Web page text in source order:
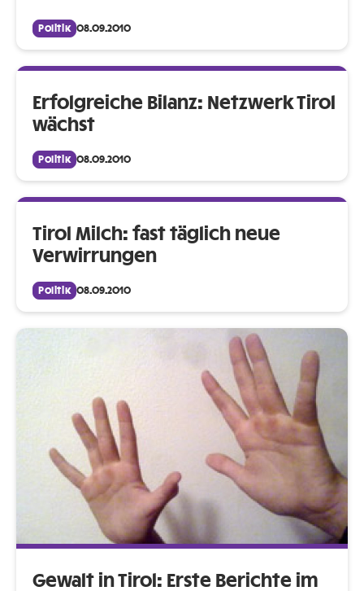
Politik 08.09.2010
Erfolgreiche Bilanz: Netzwerk Tirol
wächst
Politik 08.09.2010
Tirol Milch: fast täglich neue
Verwirrungen
Politik 08.09.2010
Gewalt in Tirol: Erste Berichte im